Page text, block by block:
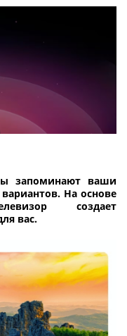
запоминают ваши
На основе
создает
вас.